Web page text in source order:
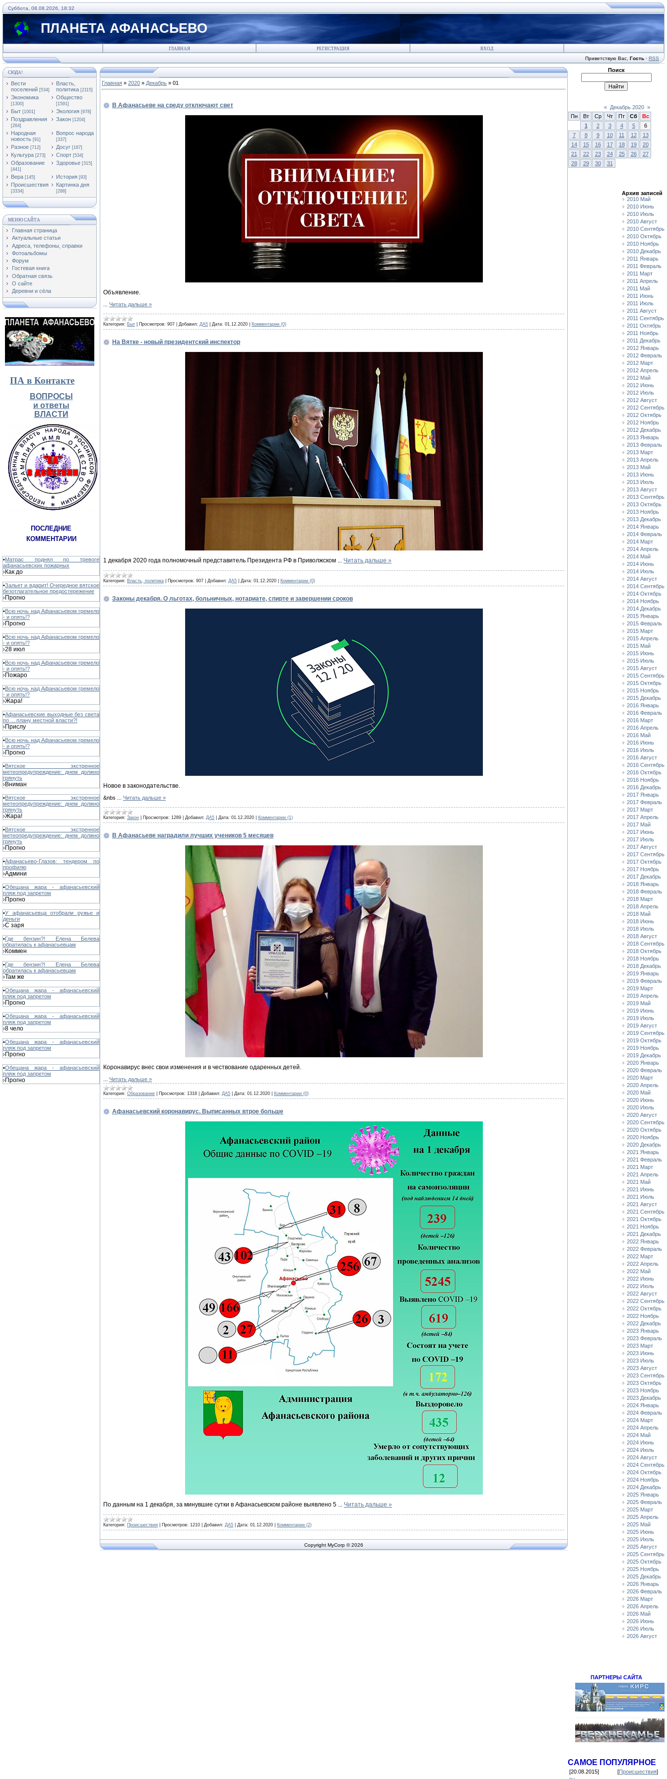
Суббота, 08.08.2026, 18:32
ПЛАНЕТА АФАНАСЬЕВО
ГЛАВНАЯ РЕГИСТРАЦИЯ ВХОД
Приветствую Вас Гость · RSS
СЮДА!
Вести
поселений [534]
Власть,
политика [2115]
Экономика
[1300]
Общество
[1591]
Быт [1001] Экология [978]
Поздравления
[264]
Закон [1204]
Народная
новость [91]
Вопрос народа
[337]
Разное [712] Досуг [187]
Культура [273] Спорт [534]
Образование
[441]
Здоровье [315]
Вера [145] История [93]
Происшествия
[3334]
Картинка дня
[288]
МЕНЮ САЙТА
Главная страница
Актуальные статьи
Адреса, телефоны, справки
Фотоальбомы
Форум
Гостевая книга
Обратная связь
О сайте
Деревни и сёла
ПА в Контакте
ВОПРОСЫ
и ответы
ВЛАСТИ
ПОСЛЕДНИЕ
КОММЕНТАРИИ
•Матрас поднял по тревоге
афанасьевских пожарных
›Как до
•Зальет и вдарит! Очередное вятское
безотлагательное предостережение
›Прогно
•Всю ночь над Афанасьевом гремело
- и опять!?
›Прогно
•Всю ночь над Афанасьевом гремело
- и опять!?
›28 июл
•Всю ночь над Афанасьевом гремело
- и опять!?
›Пожаро
•Всю ночь над Афанасьевом гремело
- и опять!?
›Жара!
•Афанасьевские выходные без света
по ... плану местной власти?!
›Прислу
•Всю ночь над Афанасьевом гремело
- и опять!?
›Прогно
•Вятское экстренное
метеопредупреждение: днем должно
грянуть
›Вниман
•Вятское экстренное
метеопредупреждение: днем должно
грянуть
›Жара!
•Вятское экстренное
метеопредупреждение: днем должно
грянуть
›Прогно
•Афанасьево-Глазов: тендером по
профилю
›Админи
•Обещана жара - афанасьевский
пляж под запретом
›Прогно
•У афанасьевца отобрали ружье и
деньги
›С заря
•Где бензин?! Елена Белева
обратилась к афанасьевцам
›Коммен
•Где бензин?! Елена Белева
обратилась к афанасьевцам
›Там же
•Обещана жара - афанасьевский
пляж под запретом
›Прогно
•Обещана жара - афанасьевский
пляж под запретом
›8 чело
•Обещана жара - афанасьевский
пляж под запретом
›Прогно
•Обещана жара - афанасьевский
пляж под запретом
›Прогно
Главная » 2020 » Декабрь » 01
В Афанасьеве на среду отключают свет
Объявление.
Читать дальше »
Категория: Быт Просмотров: 907 Добавил: ДА5 Дата: 01.12.2020 Комментарии (0)
На Вятке - новый президентский инспектор
1 декабря 2020 года полномочный представитель Президента РФ в Приволжском Читать дальше »
Категория: Власть, политика Просмотров: 907 Добавил: ДА5 Дата: 01.12.2020 Комментарии (0)
Законы декабря. О льготах, больничных, нотариате, спирте и завершении сроков
Новое в законодательстве.
&nbs Читать дальше »
Категория: Закон Просмотров: 1289 Добавил: ДА5 Дата: 01.12.2020 Комментарии (1)
В Афанасьеве наградили лучших учеников 5 месяцев
Коронавирус внес свои изменения и в чествование одаренных детей.
Читать дальше »
Категория: Образование Просмотров: 1318 Добавил: ДА5 Дата: 01.12.2020 Комментарии (0)
Афанасьевский коронавирус. Выписанных втрое больше
По данным на 1 декабря, за минувшие сутки в Афанасьевском районе выявлено 5 Читать дальше »
Категория: Происшествия Просмотров: 1210 Добавил: ДА5 Дата: 01.12.2020 Комментарии (2)
Copyright MyCorp © 2026
Поиск
« Декабрь 2020 »
Пн
Вт Ср Чт Пт Сб
Вс
1
2 3 4 5
6
7
8 9 10 11 12
13
14
15 16 17 18 19
20
21
22 23 24 25 26
27
28
29 30 31
Архив записей
2010 Май
2010 Июнь
2010 Июль
2010 Август
2010 Сентябрь
2010 Октябрь
2010 Ноябрь
2010 Декабрь
2011 Январь
2011 Февраль
2011 Март
2011 Апрель
2011 Май
2011 Июнь
2011 Июль
2011 Август
2011 Сентябрь
2011 Октябрь
2011 Ноябрь
2011 Декабрь
2012 Январь
2012 Февраль
2012 Март
2012 Апрель
2012 Май
2012 Июнь
2012 Июль
2012 Август
2012 Сентябрь
2012 Октябрь
2012 Ноябрь
2012 Декабрь
2013 Январь
2013 Февраль
2013 Март
2013 Апрель
2013 Май
2013 Июнь
2013 Июль
2013 Август
2013 Сентябрь
2013 Октябрь
2013 Ноябрь
2013 Декабрь
2014 Январь
2014 Февраль
2014 Март
2014 Апрель
2014 Май
2014 Июнь
2014 Июль
2014 Август
2014 Сентябрь
2014 Октябрь
2014 Ноябрь
2014 Декабрь
2015 Январь
2015 Февраль
2015 Март
2015 Апрель
2015 Май
2015 Июнь
2015 Июль
2015 Август
2015 Сентябрь
2015 Октябрь
2015 Ноябрь
2015 Декабрь
2016 Январь
2016 Февраль
2016 Март
2016 Апрель
2016 Май
2016 Июнь
2016 Июль
2016 Август
2016 Сентябрь
2016 Октябрь
2016 Ноябрь
2016 Декабрь
2017 Январь
2017 Февраль
2017 Март
2017 Апрель
2017 Май
2017 Июнь
2017 Июль
2017 Август
2017 Сентябрь
2017 Октябрь
2017 Ноябрь
2017 Декабрь
2018 Январь
2018 Февраль
2018 Март
2018 Апрель
2018 Май
2018 Июнь
2018 Июль
2018 Август
2018 Сентябрь
2018 Октябрь
2018 Ноябрь
2018 Декабрь
2019 Январь
2019 Февраль
2019 Март
2019 Апрель
2019 Май
2019 Июнь
2019 Июль
2019 Август
2019 Сентябрь
2019 Октябрь
2019 Ноябрь
2019 Декабрь
2020 Январь
2020 Февраль
2020 Март
2020 Апрель
2020 Май
2020 Июнь
2020 Июль
2020 Август
2020 Сентябрь
2020 Октябрь
2020 Ноябрь
2020 Декабрь
2021 Январь
2021 Февраль
2021 Март
2021 Апрель
2021 Май
2021 Июнь
2021 Июль
2021 Август
2021 Сентябрь
2021 Октябрь
2021 Ноябрь
2021 Декабрь
2022 Январь
2022 Февраль
2022 Март
2022 Апрель
2022 Май
2022 Июнь
2022 Июль
2022 Август
2022 Сентябрь
2022 Октябрь
2022 Ноябрь
2022 Декабрь
2023 Январь
2023 Февраль
2023 Март
2023 Июнь
2023 Июль
2023 Август
2023 Сентябрь
2023 Октябрь
2023 Ноябрь
2023 Декабрь
2024 Январь
2024 Февраль
2024 Март
2024 Апрель
2024 Май
2024 Июнь
2024 Июль
2024 Август
2024 Сентябрь
2024 Октябрь
2024 Ноябрь
2024 Декабрь
2025 Январь
2025 Февраль
2025 Март
2025 Апрель
2025 Май
2025 Июнь
2025 Июль
2025 Август
2025 Сентябрь
2025 Октябрь
2025 Ноябрь
2025 Декабрь
2026 Январь
2026 Февраль
2026 Март
2026 Апрель
2026 Май
2026 Июнь
2026 Июль
2026 Август
ПАРТНЕРЫ САЙТА
САМОЕ ПОПУЛЯРНОЕ
[20.08.2015] [Происшествия]